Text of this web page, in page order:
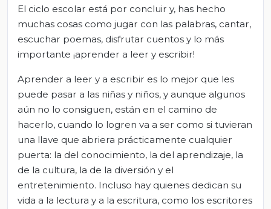
El ciclo escolar está por concluir y, has hecho
muchas cosas como jugar con las palabras, cantar,
escuchar poemas, disfrutar cuentos y lo más
importante ¡aprender a leer y escribir!
Aprender a leer y a escribir es lo mejor que les
puede pasar a las niñas y niños, y aunque algunos
aún no lo consiguen, están en el camino de
hacerlo, cuando lo logren va a ser como si tuvieran
una llave que abriera prácticamente cualquier
puerta: la del conocimiento, la del aprendizaje, la
de la cultura, la de la diversión y el
entretenimiento. Incluso hay quienes dedican su
vida a la lectura y a la escritura, como los escritores